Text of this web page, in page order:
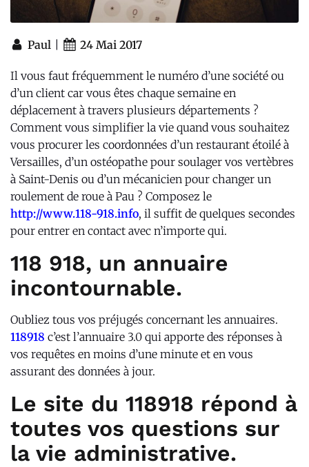
Paul 24 Mai 2017
Il vous faut fréquemment le numéro d’une société ou
d’un client car vous êtes chaque semaine en
déplacement à travers plusieurs départements ?
Comment vous simplifier la vie quand vous souhaitez
vous procurer les coordonnées d’un restaurant étoilé à
Versailles, d’un ostéopathe pour soulager vos vertèbres
à Saint-Denis ou d’un mécanicien pour changer un
roulement de roue à Pau ? Composez le
http://www.118-918.info, il suffit de quelques secondes
pour entrer en contact avec n’importe qui.
118 918, un annuaire
incontournable.
Oubliez tous vos préjugés concernant les annuaires.
118918 c’est l’annuaire 3.0 qui apporte des réponses à
vos requêtes en moins d’une minute et en vous
assurant des données à jour.
Le site du 118918 répond à
toutes vos questions sur
la vie administrative.